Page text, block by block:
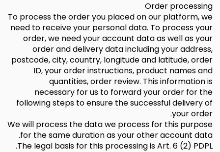
Order processing
To process the order you placed on our platform, we
need to receive your personal data. To process your
order, we need your account data as well as your
order and delivery data including your address,
postcode, city, country, longitude and latitude, order
ID, your order instructions, product names and
quantities, order review. This information is
necessary for us to forward your order for the
following steps to ensure the successful delivery of
your order.
We will process the data we process for this purpose
for the same duration as your other account data.
The legal basis for this processing is Art. 6 (2) PDPL.